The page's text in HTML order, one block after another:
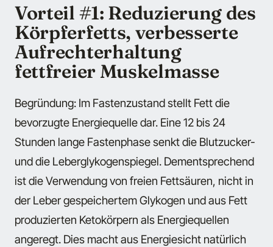
Vorteil #1: Reduzierung des
Körpferfetts, verbesserte
Aufrechterhaltung
fettfreier Muskelmasse
Begründung: Im Fastenzustand stellt Fett die
bevorzugte Energiequelle dar. Eine 12 bis 24
Stunden lange Fastenphase senkt die Blutzucker-
und die Leberglykogenspiegel. Dementsprechend
ist die Verwendung von freien Fettsäuren, nicht in
der Leber gespeichertem Glykogen und aus Fett
produzierten Ketokörpern als Energiequellen
angeregt. Dies macht aus Energiesicht natürlich